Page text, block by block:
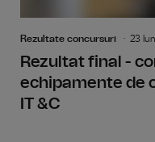
Rezultate concursuri 23
Rezultat final -
echipamente de
IT &C